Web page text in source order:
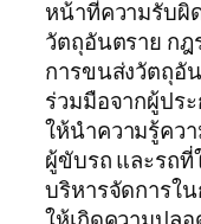
หน้าที่ความรับผิ
วัตถุอันตราย ก
การขนส่งวัตถุอั
ร่วมมือจากผู้ปร
ให้นำความรู้คว
ผู้ขับรถ และรถที่
บริหารจัดการใ